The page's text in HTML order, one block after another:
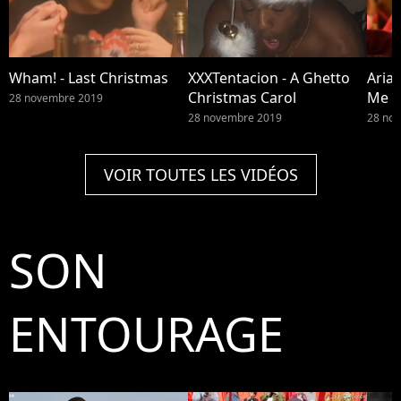
Wham! - Last Christmas
28 novembre 2019
XXXTentacion - A Ghetto
Christmas Carol
28 novembre 2019
Me
28
VOIR TOUTES LES VIDÉOS
SON
ENTOURAGE